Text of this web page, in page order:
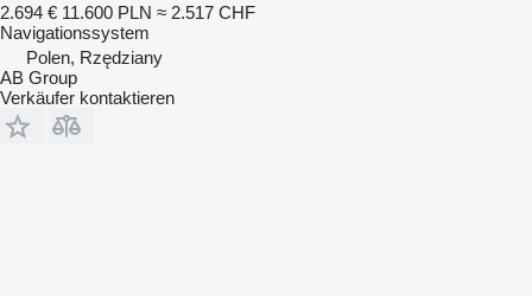
2.694 € 11.600 PLN ≈ 2.517 CHF
Navigationssystem
Polen, Rzędziany
AB Group
Verkäufer kontaktieren